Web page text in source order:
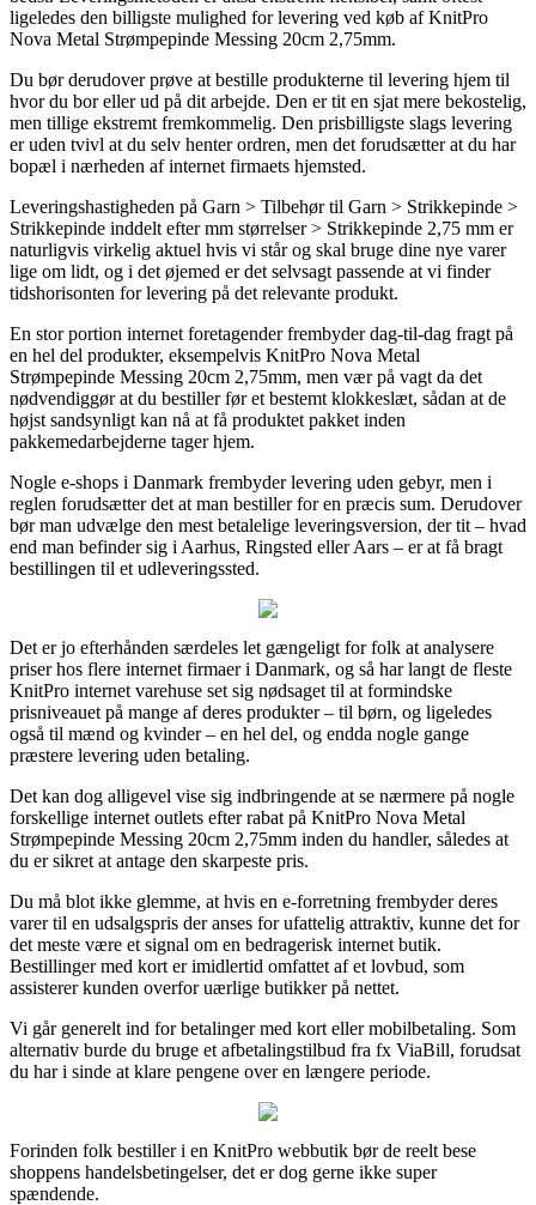
ligeledes den billigste mulighed for levering ved køb af KnitPro
Nova Metal Strømpepinde Messing 20cm 2,75mm.
Du bør derudover prøve at bestille produkterne til levering hjem til
hvor du bor eller ud på dit arbejde. Den er tit en sjat mere bekostelig,
men tillige ekstremt fremkommelig. Den prisbilligste slags levering
er uden tvivl at du selv henter ordren, men det forudsætter at du har
bopæl i nærheden af internet firmaets hjemsted.
Leveringshastigheden på Garn > Tilbehør til Garn > Strikkepinde >
Strikkepinde inddelt efter mm størrelser > Strikkepinde 2,75 mm er
naturligvis virkelig aktuel hvis vi står og skal bruge dine nye varer
lige om lidt, og i det øjemed er det selvsagt passende at vi finder
tidshorisonten for levering på det relevante produkt.
En stor portion internet foretagender frembyder dag-til-dag fragt på
en hel del produkter, eksempelvis KnitPro Nova Metal
Strømpepinde Messing 20cm 2,75mm, men vær på vagt da det
nødvendiggør at du bestiller før et bestemt klokkeslæt, sådan at de
højst sandsynligt kan nå at få produktet pakket inden
pakkemedarbejderne tager hjem.
Nogle e-shops i Danmark frembyder levering uden gebyr, men i
reglen forudsætter det at man bestiller for en præcis sum. Derudover
bør man udvælge den mest betalelige leveringsversion, der tit – hvad
end man befinder sig i Aarhus, Ringsted eller Aars – er at få bragt
bestillingen til et udleveringssted.
Det er jo efterhånden særdeles let gængeligt for folk at analysere
priser hos flere internet firmaer i Danmark, og så har langt de fleste
KnitPro internet varehuse set sig nødsaget til at formindske
prisniveauet på mange af deres produkter – til børn, og ligeledes
også til mænd og kvinder – en hel del, og endda nogle gange
præstere levering uden betaling.
Det kan dog alligevel vise sig indbringende at se nærmere på nogle
forskellige internet outlets efter rabat på KnitPro Nova Metal
Strømpepinde Messing 20cm 2,75mm inden du handler, således at
du er sikret at antage den skarpeste pris.
Du må blot ikke glemme, at hvis en e-forretning frembyder deres
varer til en udsalgspris der anses for ufattelig attraktiv, kunne det for
det meste være et signal om en bedragerisk internet butik.
Bestillinger med kort er imidlertid omfattet af et lovbud, som
assisterer kunden overfor uærlige butikker på nettet.
Vi går generelt ind for betalinger med kort eller mobilbetaling. Som
alternativ burde du bruge et afbetalingstilbud fra fx ViaBill, forudsat
du har i sinde at klare pengene over en længere periode.
Forinden folk bestiller i en KnitPro webbutik bør de reelt bese
shoppens handelsbetingelser, det er dog gerne ikke super
spændende.